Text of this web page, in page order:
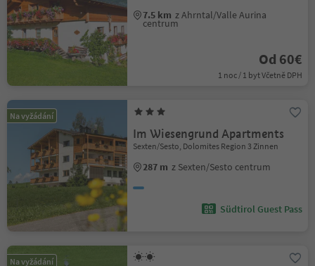
7.5 km z Ahrntal/Valle Aurina
centrum
Od 60€
1 noc / 1 byt Včetně DPH
Na vyžádání
Im Wiesengrund Apartments
Sexten/Sesto, Dolomites Region 3 Zinnen
287 m z Sexten/Sesto centrum
Südtirol Guest Pass
Na vyžádání